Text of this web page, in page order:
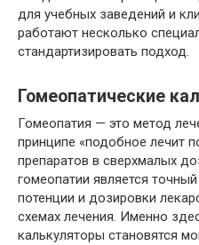
для учебных заведений и
работают несколько
стандартизировать подход.
Гомеопатические
Гомеопатия — это метод
принципе «подобное лечит
препаратов в сверхмалых
гомеопатии является
потенции и дозировки
схемах лечения. Именно
калькуляторы становятся